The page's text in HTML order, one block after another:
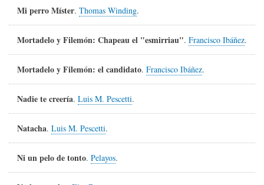
Mi perro Míster. Thomas Winding.
Mortadelo y Filemón: Chapeau el "esmirriau". Francisco Ibáñez.
Mortadelo y Filemón: el candidato. Francisco Ibáñez.
Nadie te creería. Luis M. Pescetti.
Natacha. Luis M. Pescetti.
Ni un pelo de tonto. Pelayos.